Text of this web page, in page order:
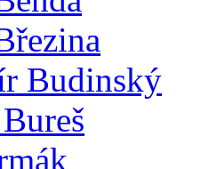
Budinský